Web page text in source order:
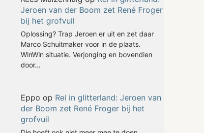
Jeroen van der Boom zet René Froger
bij het grofvuil
Oplossing? Trap Jeroen er uit en zet daar
Marco Schuitmaker voor in de plaats.
WinWin situatie. Verjonging en bovendien
door…
Eppo op Rel in glitterland: Jeroen van
der Boom zet René Froger bij het
grofvuil